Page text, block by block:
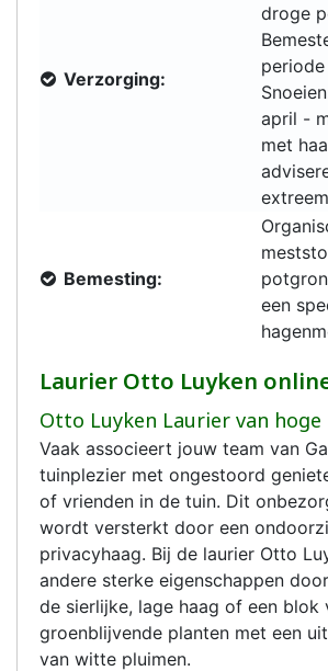
Verzorging:
droge
april -
met
Bemesting:
een
Laurier Otto Luyken
Otto Luyken Laurier van
Vaak associeert jouw team van
tuinplezier met ongestoord
of vrienden in de tuin. Dit
wordt versterkt door een
privacyhaag. Bij de laurier Otto
andere sterke eigenschappen
de sierlijke, lage haag of een blok
groenblijvende planten met een
van witte pluimen.